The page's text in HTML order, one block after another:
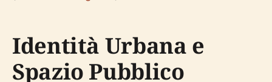
Identità Urbana e
Spazio Pubblico